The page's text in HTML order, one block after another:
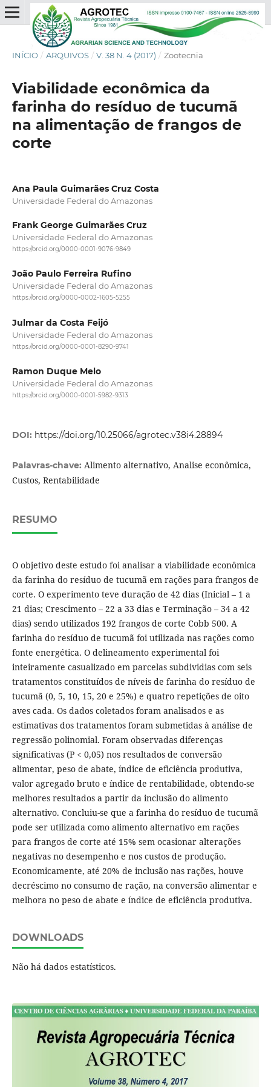
INÍCIO / ARQUIVOS / V. 38 N. 4 (2017) / Zootecnia
Viabilidade econômica da
farinha do resíduo de tucumã
na alimentação de frangos de
corte
Ana Paula Guimarães Cruz Costa
Universidade Federal do Amazonas
Frank George Guimarães Cruz
Universidade Federal do Amazonas
https://orcid.org/0000-0001-9076-9849
João Paulo Ferreira Rufino
Universidade Federal do Amazonas
https://orcid.org/0000-0002-1605-5255
Julmar da Costa Feijó
Universidade Federal do Amazonas
https://orcid.org/0000-0001-8290-9741
Ramon Duque Melo
Universidade Federal do Amazonas
https://orcid.org/0000-0001-5982-9313
DOI: https://doi.org/10.25066/agrotec.v38i4.28894
Palavras-chave: Alimento alternativo, Analise econômica,
Custos, Rentabilidade
RESUMO
O objetivo deste estudo foi analisar a viabilidade econômica
da farinha do resíduo de tucumã em rações para frangos de
corte. O experimento teve duração de 42 dias (Inicial – 1 a
21 dias; Crescimento – 22 a 33 dias e Terminação – 34 a 42
dias) sendo utilizados 192 frangos de corte Cobb 500. A
farinha do resíduo de tucumã foi utilizada nas rações como
fonte energética. O delineamento experimental foi
inteiramente casualizado em parcelas subdividias com seis
tratamentos constituídos de níveis de farinha do resíduo de
tucumã (0, 5, 10, 15, 20 e 25%) e quatro repetições de oito
aves cada. Os dados coletados foram analisados e as
estimativas dos tratamentos foram submetidas à análise de
regressão polinomial. Foram observadas diferenças
significativas (P < 0,05) nos resultados de conversão
alimentar, peso de abate, índice de eficiência produtiva,
valor agregado bruto e índice de rentabilidade, obtendo-se
melhores resultados a partir da inclusão do alimento
alternativo. Concluiu-se que a farinha do resíduo de tucumã
pode ser utilizada como alimento alternativo em rações
para frangos de corte até 15% sem ocasionar alterações
negativas no desempenho e nos custos de produção.
Economicamente, até 20% de inclusão nas rações, houve
decréscimo no consumo de ração, na conversão alimentar e
melhora no peso de abate e índice de eficiência produtiva.
DOWNLOADS
Não há dados estatísticos.